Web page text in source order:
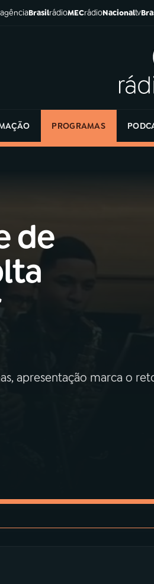
agênciaBrasilrádioMECrádioNacionaltv
PROGRAMAS
de
apresentação marca o